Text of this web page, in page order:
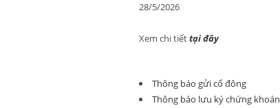
28/5/2026
Xem chi tiếttại đây
Thông báo gửi cổ đông
Thông báo lưu ký chứng khoán